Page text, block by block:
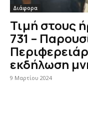
Διάφορα
Τιμή στους
731 –
εκδήλωση
9 Μαρτίου 2024